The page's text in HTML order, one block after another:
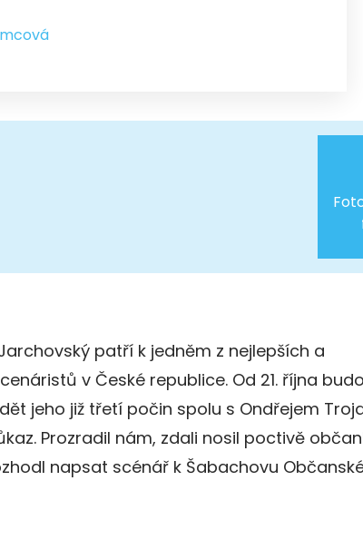
Jarchovský patří k jedněm z nejlepších a
v České republice. Od 21. října
jeho již třetí počin spolu s Ondřejem
Prozradil nám, zdali nosil poctivě
napsat scénář k Šabachovu